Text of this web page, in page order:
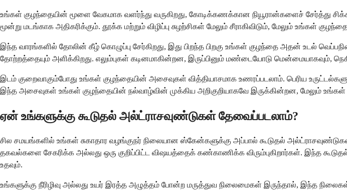
உங்கள் குழந்தையின் மூளை வேகமாக வளர்ந்து வருகிறது, கோடிக்கணக்கான நியூரான்களைச் சேர்த்து
மூன்று மடங்காக அதிகரிக்கும். தூக்க மற்றும் விழிப்பு சுழற்சிகள் மேலும் சீராகிவிடும், மேலும் உங்கள்
இந்த வாரங்களில் தோலின் கீழ் கொழுப்பு சேர்கிறது, இது பிறந்த பிறகு உங்கள் குழந்தை அதன் உடல்
தோற்றத்தையும் அளிக்கிறது. எலும்புகள் கடினமாகின்றன, இருப்பினும் மண்டையோடு மென்மையாகவும்,
இடம் குறைவாகும்போது உங்கள் குழந்தையின் அசைவுகள் வித்தியாசமாக உணரப்படலாம். பெரிய
இந்த அசைவுகள் உங்கள் குழந்தையின் நல்வாழ்வின் முக்கிய அறிகுறியாகவே இருக்கின்றன, மேலும்
ஏன் உங்களுக்கு கூடுதல் அல்ட்ராசவுண்டுகள் தேவைப்படலாம்?
சில சமயங்களில் உங்கள் சுகாதார வழங்குநர் நிலையான ஸ்கேன்களுக்கு அப்பால் கூடுதல்
தகவல்களை சேகரிக்க அல்லது ஒரு குறிப்பிட்ட விஷயத்தைக் கண்காணிக்க விரும்புகிறார்கள். இந்த
உதவும்.
உங்களுக்கு நீரிழிவு அல்லது உயர் இரத்த அழுத்தம் போன்ற மருத்துவ நிலைமைகள் இருந்தால், இந்த